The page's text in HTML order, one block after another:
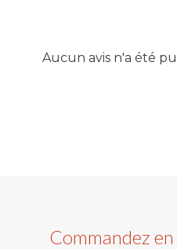
Aucun avis n'a été
Commandez